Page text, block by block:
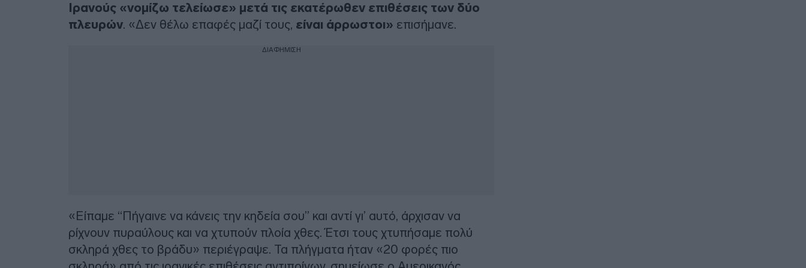
Ιρανούς «νομίζω τελείωσε» μετά τις εκατέρωθεν επιθέσεις των δύο
πλευρών. «Δεν θέλω επαφές μαζί τους, είναι άρρωστοι» επισήμανε.
ΔΙΑΦΗΜΙΣΗ
«Είπαμε “Πήγαινε να κάνεις την κηδεία σου” και αντί γι’ αυτό, άρχισαν να
ρίχνουν πυραύλους και να χτυπούν πλοία χθες. Έτσι τους χτυπήσαμε πολύ
σκληρά χθες το βράδυ» περιέγραψε. Τα πλήγματα ήταν «20 φορές πιο